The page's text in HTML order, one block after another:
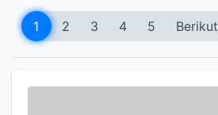
1 2 3 4 5